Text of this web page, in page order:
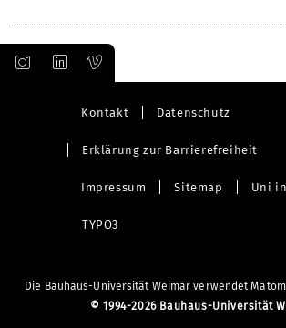
Kontakt Datenschutz
Erklärung zur Barrierefreiheit
Impressum Sitemap Uni
TYPO3
Die Bauhaus-Universität Weimar verwendet
© 1994-2026 Bauhaus-Universität